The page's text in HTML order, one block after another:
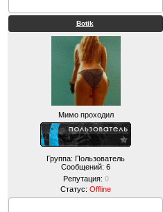
Botik
Мимо проходил
Группа: Пользователь
Сообщений: 6
Репутация: 0
Статус: Offline